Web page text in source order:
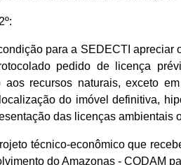
para a SEDECTI apreciar
pedido de licença
aos recursos naturais, exceto
do imóvel definitiva,
das licenças ambientais
técnico-econômico que
do Amazonas - CODAM